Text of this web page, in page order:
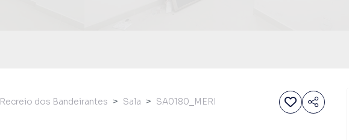
Recreio dos Bandeirantes Sala SA0180_MERI